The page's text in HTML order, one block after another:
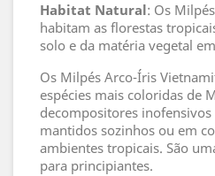
Habitat Natural: Os
habitam as florestas
solo e da matéria vegetal
Os Milpés Arco-Íris
espécies mais coloridas de
decompositores
mantidos sozinhos ou em
ambientes tropicais. São
para principiantes.